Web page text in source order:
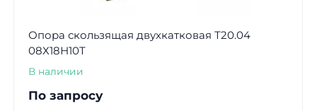
Опора скользящая двухкатковая Т20.04
08Х18Н10Т
В наличии
По запросу